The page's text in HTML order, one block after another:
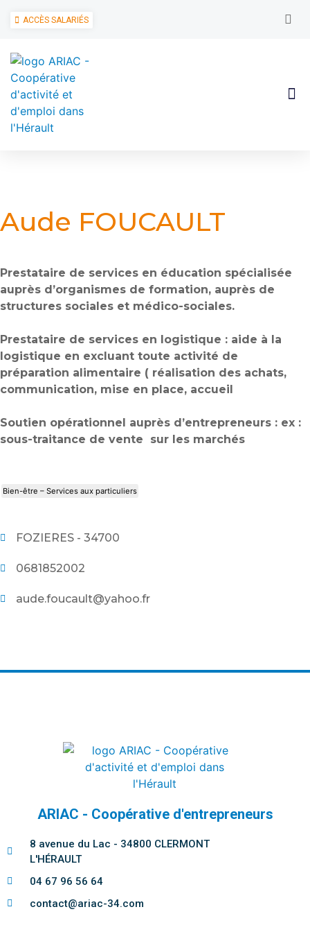
ACCÈS SALARIÉS
Aude FOUCAULT
Prestataire de services en éducation spécialisée
auprès d’organismes de formation, auprès de
structures sociales et médico-sociales.
Prestataire de services en logistique : aide à la
logistique en excluant toute activité de
préparation alimentaire ( réalisation des achats,
communication, mise en place, accueil
Soutien opérationnel auprès d’entrepreneurs : ex :
sous-traitance de vente sur les marchés
Bien-être – Services aux particuliers
FOZIERES - 34700
0681852002
aude.foucault@yahoo.fr
ARIAC - Coopérative d'entrepreneurs
8 avenue du Lac - 34800 CLERMONT
L'HÉRAULT
04 67 96 56 64
contact@ariac-34.com